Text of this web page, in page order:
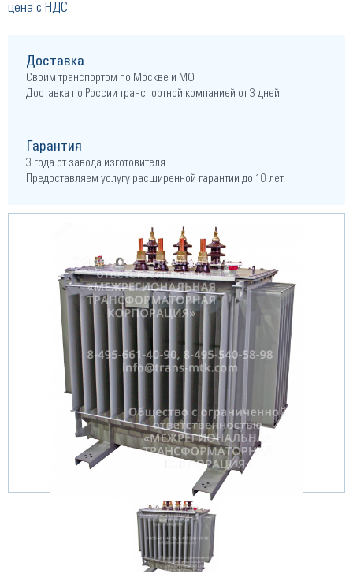
цена с НДС
Доставка
Своим транспортом по Москве и МО
Доставка по России транспортной компанией от 3 дней
Гарантия
3 года от завода изготовителя
Предоставляем услугу расширенной гарантии до 10 лет